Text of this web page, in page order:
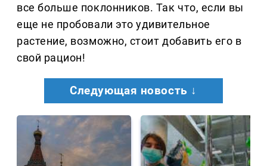
все больше поклонников. Так что, если вы
еще не пробовали это удивительное
растение, возможно, стоит добавить его в
свой рацион!
Следующая новость ↓